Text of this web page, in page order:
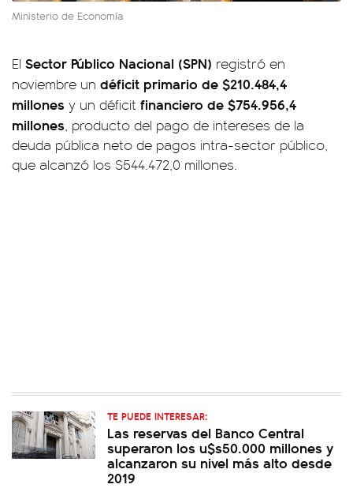
Ministerio de Economía
El Sector Público Nacional (SPN) registró en
noviembre un déficit primario de $210.484,4
millones y un déficit financiero de $754.956,4
millones, producto del pago de intereses de la
deuda pública neto de pagos intra-sector público,
que alcanzó los $544.472,0 millones.
TE PUEDE INTERESAR:
Las reservas del Banco Central
superaron los u$s50.000 millones y
alcanzaron su nivel más alto desde
2019